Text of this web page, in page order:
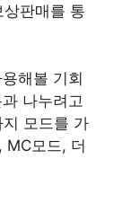
판매를 통
해볼 기회
나누려고
모드를 가
MC모드, 더